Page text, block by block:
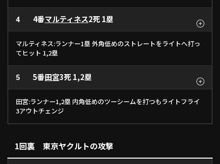
特定商取引法の表示 アルバイト募集 （別ウィンドウで開く
動画を検索（選手・チーム・プレー内容…）
4 4番マルティネス2死 1塁
マルティネス:ランナー1塁 外角低めのストレートをライトへ打っ
てヒット 1,2塁
5 5番田宮3死 1,2塁
田宮:ランナー1,2塁 内角低めのツーシームを打つもライトフライ
3アウトチェンジ
1回裏 東京ヤクルトの攻撃